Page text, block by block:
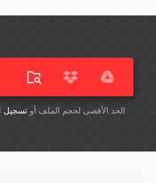
أسقِط الملفات هنا. 1 GB الحد الأقصى لحجم الملف أوتسجيل